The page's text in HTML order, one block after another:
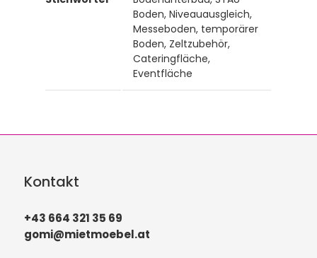
Boden, Niveauausgleich,
Messeboden, temporärer
Boden, Zeltzubehör,
Cateringfläche,
Eventfläche
Kontakt
+43 664 321 35 69
gomi@mietmoebel.at